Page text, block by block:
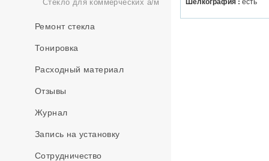
Стекло для коммерческих а/м
Ремонт стекла
Тонировка
Расходный материал
Отзывы
Журнал
Запись на установку
Сотрудничество